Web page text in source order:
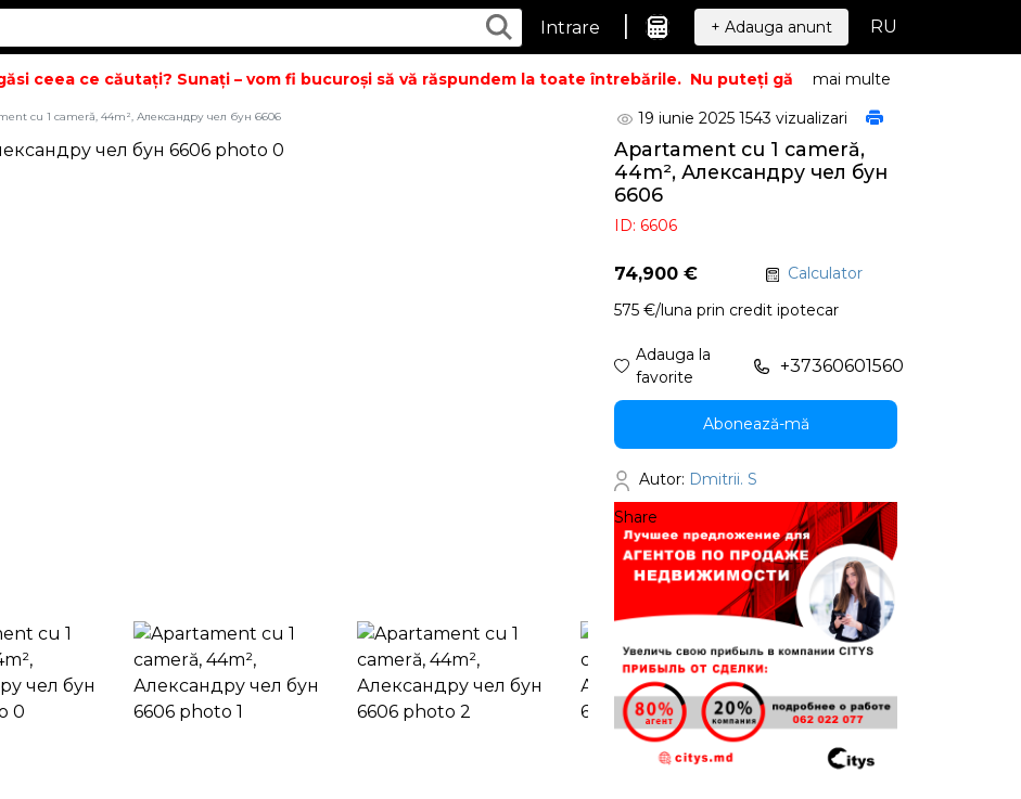
Intrare | + Adauga anunt RU
ceea ce căutați? Sunați – vom fi bucuroși să vă răspundem la toate întrebările. Nu puteți găsi ceea ce căutați? Sunați –
mai multe
cu 1 cameră, 44m², Александру чел бун 6606 19 iunie 2025 1543 vizualizari
Apartament cu 1 cameră,
44m², Александру чел бун
6606
ID: 6606
74,900 €
Calculator
575 €/luna prin credit ipotecar
Adauga la
favorite
+37360601560
Abonează-mă
Autor: Dmitrii. S
Share